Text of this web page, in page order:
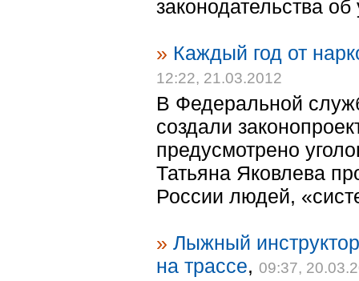
законодательства
» Каждый год от
12:22, 21.03.2012
В Федеральной
создали
предусмотрено
Татьяна Яковлева
России людей,
» Лыжный
на трассе, 09:37,